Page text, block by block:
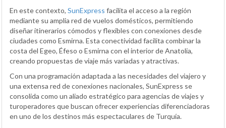
En este contexto, SunExpress facilita el acceso a la región
mediante su amplia red de vuelos domésticos, permitiendo
diseñar itinerarios cómodos y flexibles con conexiones desde
ciudades como Esmirna. Esta conectividad facilita combinar la
costa del Egeo, Éfeso o Esmirna con el interior de Anatolia,
creando propuestas de viaje más variadas y atractivas.
Con una programación adaptada a las necesidades del viajero y
una extensa red de conexiones nacionales, SunExpress se
consolida como un aliado estratégico para agencias de viajes y
turoperadores que buscan ofrecer experiencias diferenciadoras
en uno de los destinos más espectaculares de Turquía.